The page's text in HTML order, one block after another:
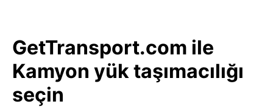
GetTransport.com ile
Kamyon yük taşımacılığı
seçin